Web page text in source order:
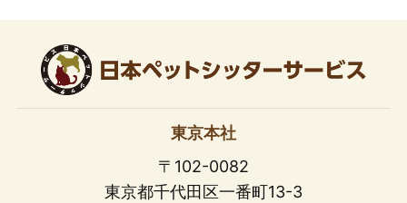
東京本社
〒102-0082
東京都千代田区一番町13-3